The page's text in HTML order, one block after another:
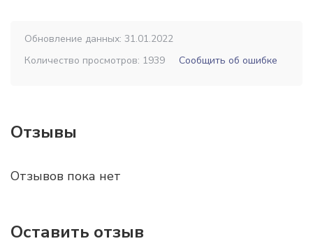
Обновление данных: 31.01.2022
Количество просмотров: 1939
Сообщить об ошибке
Отзывы
Отзывов пока нет
Оставить отзыв